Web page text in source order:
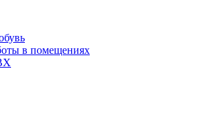
в помещениях